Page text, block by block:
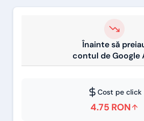
Înainte să
contul de Google
Cost pe click
4.75 RON